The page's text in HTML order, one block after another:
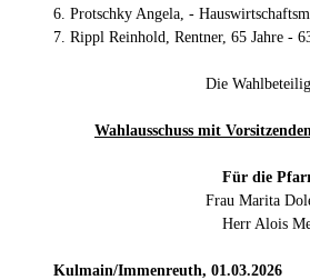
6. Protschky Angela, -
7. Rippl Reinhold, Rentner, 65 Jahre -
Die
Wahlausschuss mit
Für die
Frau Marita
Herr Alois
Kulmain/Immenreuth, 01.03.2026